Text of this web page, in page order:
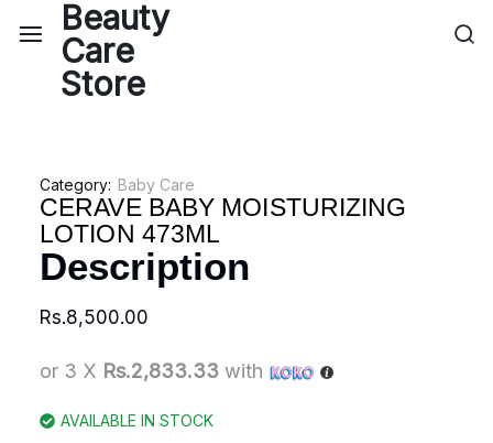
Category: Baby Care
CERAVE BABY MOISTURIZING
LOTION 473ML
Description
Rs.8,500.00
or 3 X Rs.2,833.33 with
AVAILABLE IN STOCK